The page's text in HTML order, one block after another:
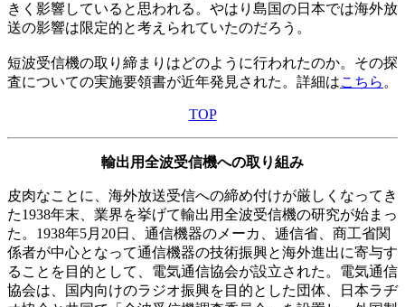
きく影響していると思われる。やはり島国の日本では海外放
送の影響は限定的と考えられていたのだろう。
短波受信機の取り締まりはどのように行われたのか。その探
査についての実施要領書が近年発見された。詳細はこちら 。
TOP
輸出用全波受信機への取り組み
皮肉なことに、海外放送受信への締め付けが厳しくなってき
た1938年末、業界を挙げて輸出用全波受信機の研究が始まっ
た。1938年5月20日、通信機器のメーカ、逓信省、商工省関
係者が中心となって通信機器の技術振興と海外進出に寄与す
ることを目的として、電気通信協会が設立された。電気通信
協会は、国内向けのラジオ振興を目的とした団体、日本ラヂ